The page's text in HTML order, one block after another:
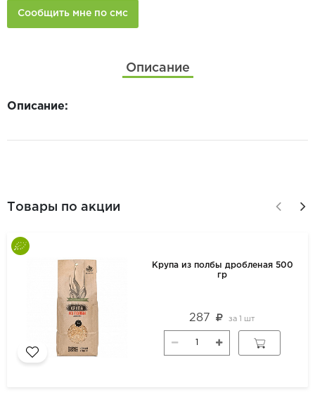
Описание
Описание:
Товары по акции
Крупа из полбы дробленая 500
гр
287 за 1 шт